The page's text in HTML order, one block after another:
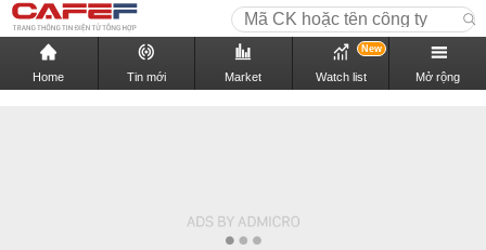
Home Tin mới Market Watch list
New
Mở rộng